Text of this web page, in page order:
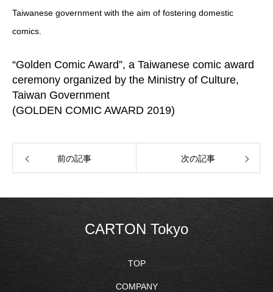
Taiwanese government with the aim of fostering domestic
comics.
“Golden Comic Award”, a Taiwanese comic award
ceremony organized by the Ministry of Culture,
Taiwan Government
(GOLDEN COMIC AWARD 2019)
前の記事 次の記事
CARTON Tokyo
TOP
COMPANY